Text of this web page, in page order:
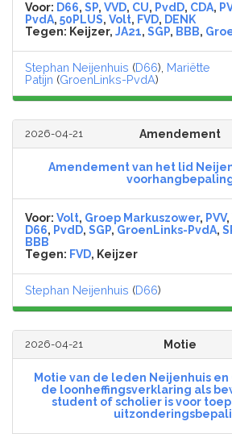
Voor: D66, SP, VVD, CU, PvdD, CDA,
PvdA, 50PLUS, Volt, FVD, DENK
Tegen: Keijzer, JA21, SGP, BBB,
Stephan Neijenhuis (D66), Mariëtte
Patijn (GroenLinks-PvdA)
2026-04-21 Amendement
Amendement van het lid
Voor: Volt, Groep Markuszower, PVV,
D66, PvdD, SGP, GroenLinks-PvdA,
BBB
Tegen: FVD, Keijzer
Stephan Neijenhuis (D66)
2026-04-21 Motie
Motie van de leden Neijenhuis
de loonheffingsverklaring als
student of scholier is voor